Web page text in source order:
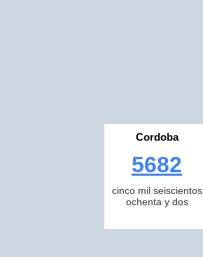
Cordoba
5682
cinco mil seiscientos
ochenta y dos